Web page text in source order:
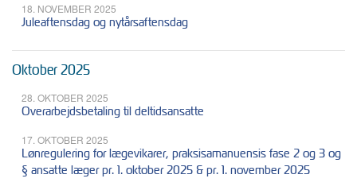
18. NOVEMBER 2025
Juleaftensdag og nytårsaftensdag
Oktober 2025
28. OKTOBER 2025
Overarbejdsbetaling til deltidsansatte
17. OKTOBER 2025
Lønregulering for lægevikarer, praksisamanuensis fase 2 og 3 og
§ ansatte læger pr. 1. oktober 2025 & pr. 1. november 2025